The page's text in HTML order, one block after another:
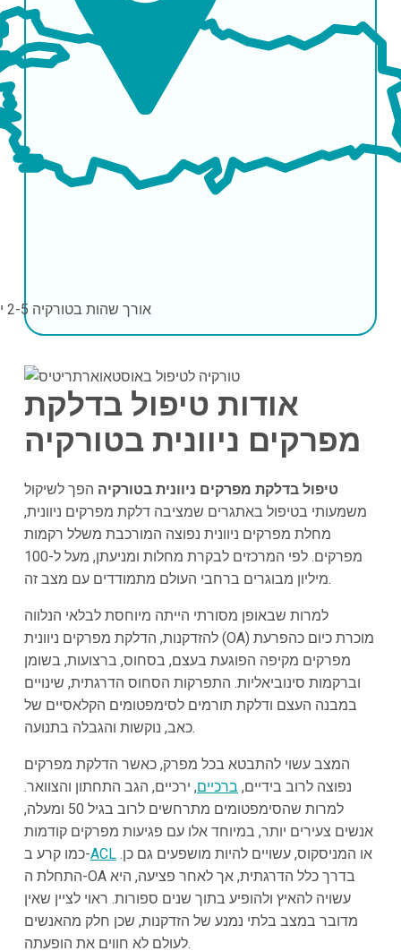
אורך שהות בטורקיה 2-5 ימים
אודות טיפול בדלקת
מפרקים ניוונית בטורקיה
טיפול בדלקת מפרקים ניוונית בטורקיה הפך לשיקול
משמעותי בטיפול באתגרים שמציבה דלקת מפרקים ניוונית,
מחלת מפרקים ניוונית נפוצה המורכבת משלל רקמות
מפרקים. לפי המרכזים לבקרת מחלות ומניעתן, מעל ל-100
מיליון מבוגרים ברחבי העולם מתמודדים עם מצב זה.
למרות שבאופן מסורתי הייתה מיוחסת לבלאי הנלווה
להזדקנות, הדלקת מפרקים ניוונית (OA) מוכרת כיום כהפרעת
מפרקים מקיפה הפוגעת בעצם, בסחוס, ברצועות, בשומן
וברקמות סינוביאליות. התפרקות הסחוס הדרגתית, שינויים
במבנה העצם ודלקת תורמים לסימפטומים הקלאסיים של
כאב, נוקשות והגבלה בתנועה.
המצב עשוי להתבטא בכל מפרק, כאשר הדלקת מפרקים
נפוצה לרוב בידיים, ברכיים, ירכיים, הגב התחתון והצוואר.
למרות שהסימפטומים מתרחשים לרוב בגיל 50 ומעלה,
אנשים צעירים יותר, במיוחד אלו עם פגיעות מפרקים קודמות
כמו קרע ב-ACLאו המניסקוס, עשויים להיות מושפעים גם כן.
התחלת ה-OA בדרך כלל הדרגתית, אך לאחר פציעה, היא
עשויה להאיץ ולהופיע בתוך שנים ספורות. ראוי לציין שאין
מדובר במצב בלתי נמנע של הזדקנות, שכן חלק מהאנשים
לעולם לא חווים את הופעתה.